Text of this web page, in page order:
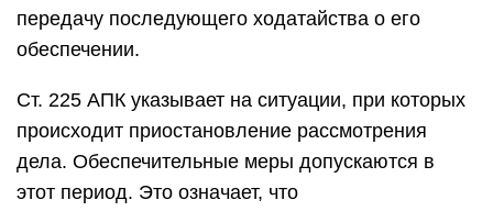
передачу последующего ходатайства о его
обеспечении.
Ст. 225 АПК указывает на ситуации, при которых
происходит приостановление рассмотрения
дела. Обеспечительные меры допускаются в
этот период. Это означает, что